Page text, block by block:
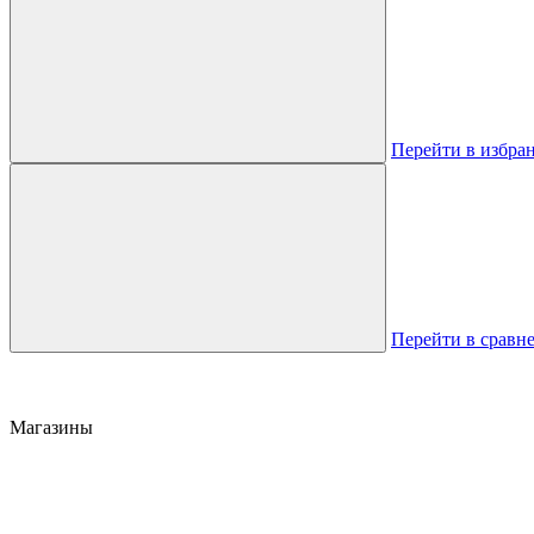
Перейти в
Перейти в
Магазины